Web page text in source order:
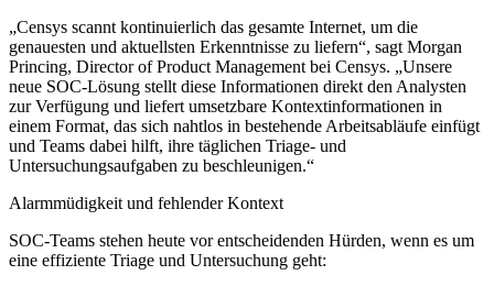
„Censys scannt kontinuierlich das gesamte Internet, um die
genauesten und aktuellsten Erkenntnisse zu liefern“, sagt Morgan
Princing, Director of Product Management bei Censys. „Unsere
neue SOC-Lösung stellt diese Informationen direkt den Analysten
zur Verfügung und liefert umsetzbare Kontextinformationen in
einem Format, das sich nahtlos in bestehende Arbeitsabläufe einfügt
und Teams dabei hilft, ihre täglichen Triage- und
Untersuchungsaufgaben zu beschleunigen.“
Alarmmüdigkeit und fehlender Kontext
SOC-Teams stehen heute vor entscheidenden Hürden, wenn es um
eine effiziente Triage und Untersuchung geht: